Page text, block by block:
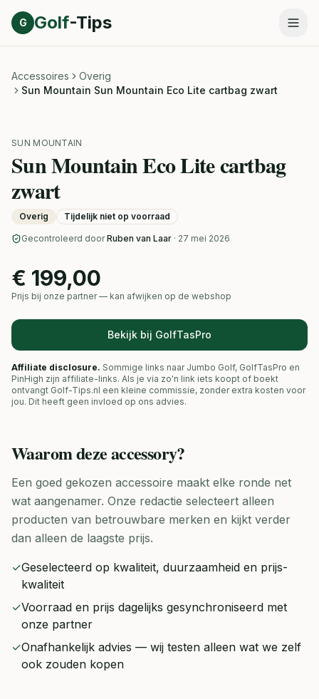
Direct naar inhoud
G Golf-Tips
Accessoires
Overig
Sun Mountain Sun Mountain Eco Lite cartbag zwart
SUN MOUNTAIN
Sun Mountain Eco Lite cartbag
zwart
Overig Tijdelijk niet op voorraad
Gecontroleerd door Ruben van Laar · 27 mei 2026
€ 199,00
Prijs bij onze partner — kan afwijken op de webshop
Bekijk bij GolfTasPro
Affiliate disclosure. Sommige links naar Jumbo Golf, GolfTasPro en
PinHigh zijn affiliate-links. Als je via zo'n link iets koopt of boekt
ontvangt Golf-Tips.nl een kleine commissie, zonder extra kosten voor
jou. Dit heeft geen invloed op ons advies.
Waarom dezeaccessory?
Een goed gekozen accessoire maakt elke ronde net
wat aangenamer. Onze redactie selecteert alleen
producten van betrouwbare merken en kijkt verder
dan alleen de laagste prijs.
✓Geselecteerd op kwaliteit, duurzaamheid en prijs-
kwaliteit
✓Voorraad en prijs dagelijks gesynchroniseerd met
onze partner
✓Onafhankelijk advies — wij testen alleen wat we zelf
ook zouden kopen